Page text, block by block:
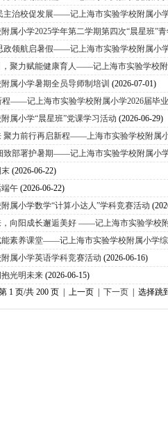
主治校促发展——记上海市实验学校附属小
属小学2025学年第二学期第四次“晨星班”
政领航启暑假——记上海市实验学校附属小
聚力赋能健康育人——记上海市实验学校
属小学暑期全员导师制培训 (2026-07-01)
程——记上海市实验学校附属小学2026届毕
属小学“晨星班”党课学习活动 (2026-06-29)
聚力前行再启新程——上海市实验学校附属
致部署护暑期——记上海市实验学校附属小
(2026-06-22)
午 (2026-06-22)
属小学数学“计算小达人”学科竞赛活动
，向阳成长邂逅美好 ——记上海市实验学校
素养课堂——记上海市实验学校附属小学
属小学英语学科竞赛活动 (2026-06-16)
光明未来 (2026-06-15)
1 页/共 200 页 | 上一页 |下一页 | 选择跳